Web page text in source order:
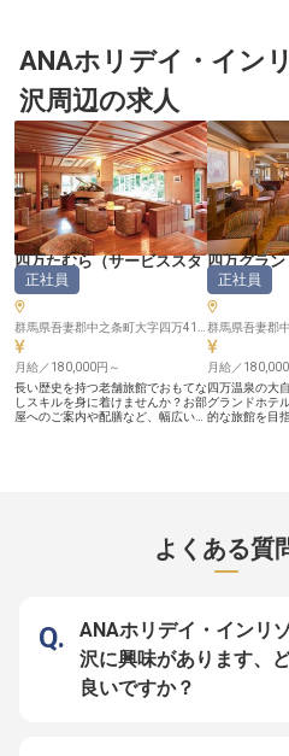
ホテルの料飲部門は、地産地消にこ
だわった会席膳と大規模バイキン
供。国内外のお客様へ“非日常の
食”をお届けしています。 月給28万
円以上、寮費月6,000円〜の単身寮
を完備、社員食堂あり、転勤なし。
実力次第で20代から幹部候補への
抜擢も可能。 5つ星・草津最大級の
規模だからこそ、マネジメントの裁
量も手応えも段違いです。 日本屈
指の稼働率を誇る当ホテルで、あな
たのマネジメント力を存分に発揮し
ませんか。
す。旬の食材
料理でおもて
点の情報です
ANAホリデイ・イン
沢周辺の求人
四万たむら（サービススタ
ッフ）
正社員
月給／180,000円～
長い歴史を持つ老舗旅館でおもてな
しスキルを身に着けませんか？お部
屋へのご案内や配膳など、幅広い業
イレ、ミニキッチン付！電気水道込
みで月7,000円～11,000円と破格の
個室なのでプライバシーもしっかり
確保しながら、四万温泉の魅力を届
けるキャリアを描きませんか？
【四万たむら】 1563年から多くの
文化人に愛されている、歴史と現代
らしさが融合した「四万たむら」。
四万グラ
ント）
正社員
群馬県吾妻郡
月給／
四万温泉の大
グランドホテ
的な旅館を目
水道代込み、
込みです！ご
すめ。月々の
もしっかり確保で
グランドホテ
テルは、99室
用意し、大自
よくある質
ANAホリデイ・インリ
沢に興味があります、
良いですか？